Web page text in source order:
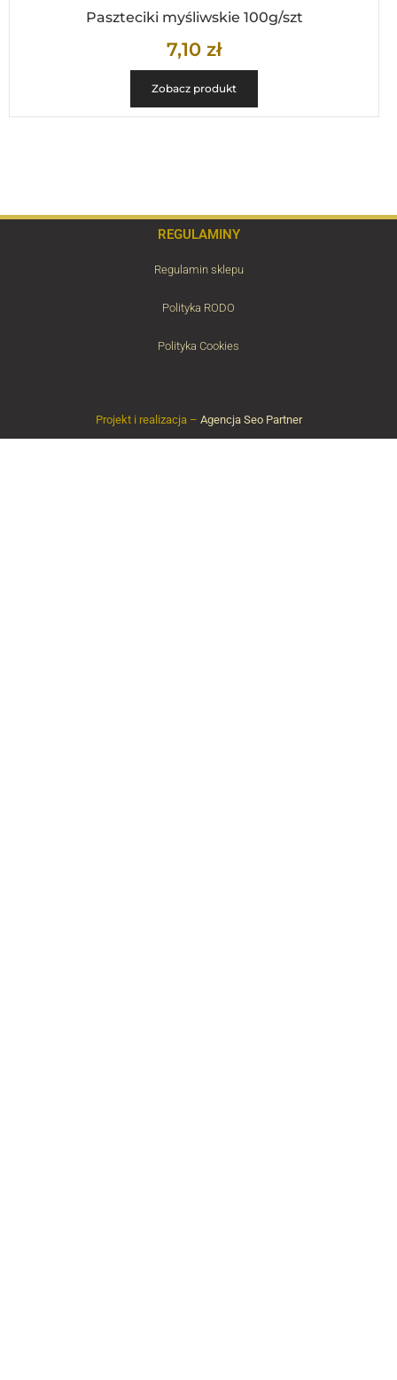
Paszteciki myśliwskie 100g/szt
7,10 zł
Zobacz produkt
REGULAMINY
Regulamin sklepu
Polityka RODO
Polityka Cookies
Projekt i realizacja – Agencja Seo Partner